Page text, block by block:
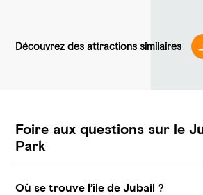
Découvrez des attractions similaires
Foire aux questions sur le
Park
Où se trouve l’île de Jubail ?